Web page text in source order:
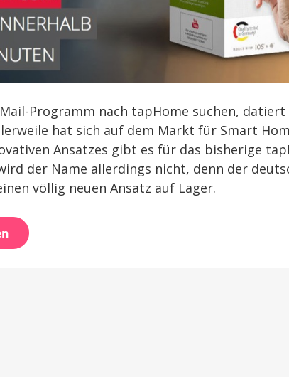
Programm nach tapHome suchen,
hat sich auf dem Markt für Smart
Ansatzes gibt es für das bisherige
der Name allerdings nicht, denn der
völlig neuen Ansatz auf Lager.